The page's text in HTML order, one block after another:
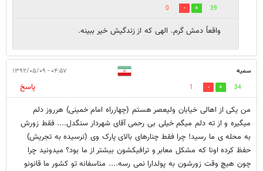
39
0
واقعاً دمش گرم. الهی که از زندگیش خیر ببینه.
سمیه ۰۴:۵۷ - ۱۳۹۲/۰۵/۰۹
34
1
پاسخ
من یکی از اهالی خیابان ولیعصر هستم (چهارراه امام خمینی) هرروز دلم
میگیره و از ته دلم میگم خیلی بی رحمی آقای شهردار سنگدل.... فقط زورش
به محله ی ما رسید! چرا فقط چنارهای بالای پارک وی (نرسیده به تجریش)
حفظ کرده اونا که مشکل معابر و ترافیکشون بیشتر از ما بود؟ میدونید چرا
چون هیچ وقت زورشون به پولدارا نمی رسه.... متاسفانه تو کشور ما قانونو